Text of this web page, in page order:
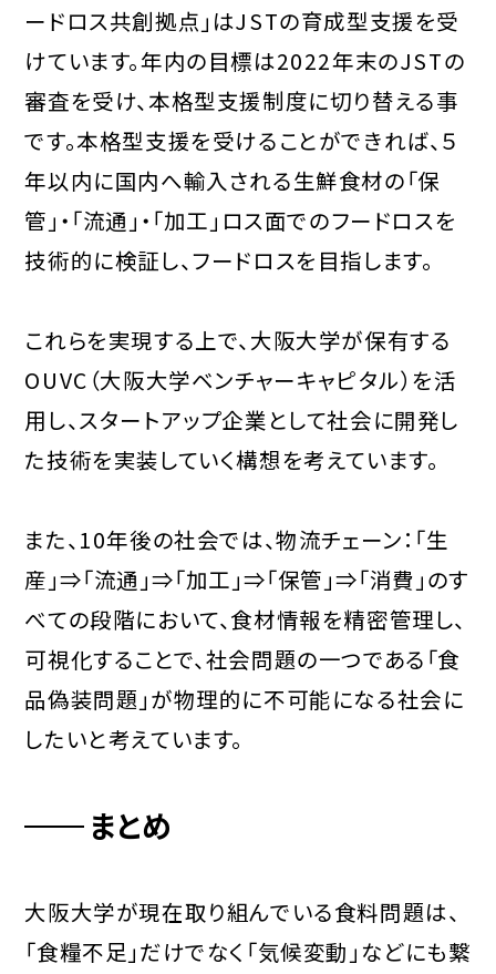
ードロス共創拠点」はJSTの育成型支援を受
けています。年内の目標は2022年末のJSTの
審査を受け、本格型支援制度に切り替える事
です。本格型支援を受けることができれば、５
年以内に国内へ輸入される生鮮食材の「保
管」・「流通」・「加工」ロス面でのフードロスを
技術的に検証し、フードロスを目指します。
これらを実現する上で、大阪大学が保有する
OUVC（大阪大学ベンチャーキャピタル）を活
用し、スタートアップ企業として社会に開発し
た技術を実装していく構想を考えています。
また、10年後の社会では、物流チェーン：「生
産」⇒「流通」⇒「加工」⇒「保管」⇒「消費」のす
べての段階において、食材情報を精密管理し、
可視化することで、社会問題の一つである「食
品偽装問題」が物理的に不可能になる社会に
したいと考えています。
まとめ
大阪大学が現在取り組んでいる食料問題は、
「食糧不足」だけでなく「気候変動」などにも繋